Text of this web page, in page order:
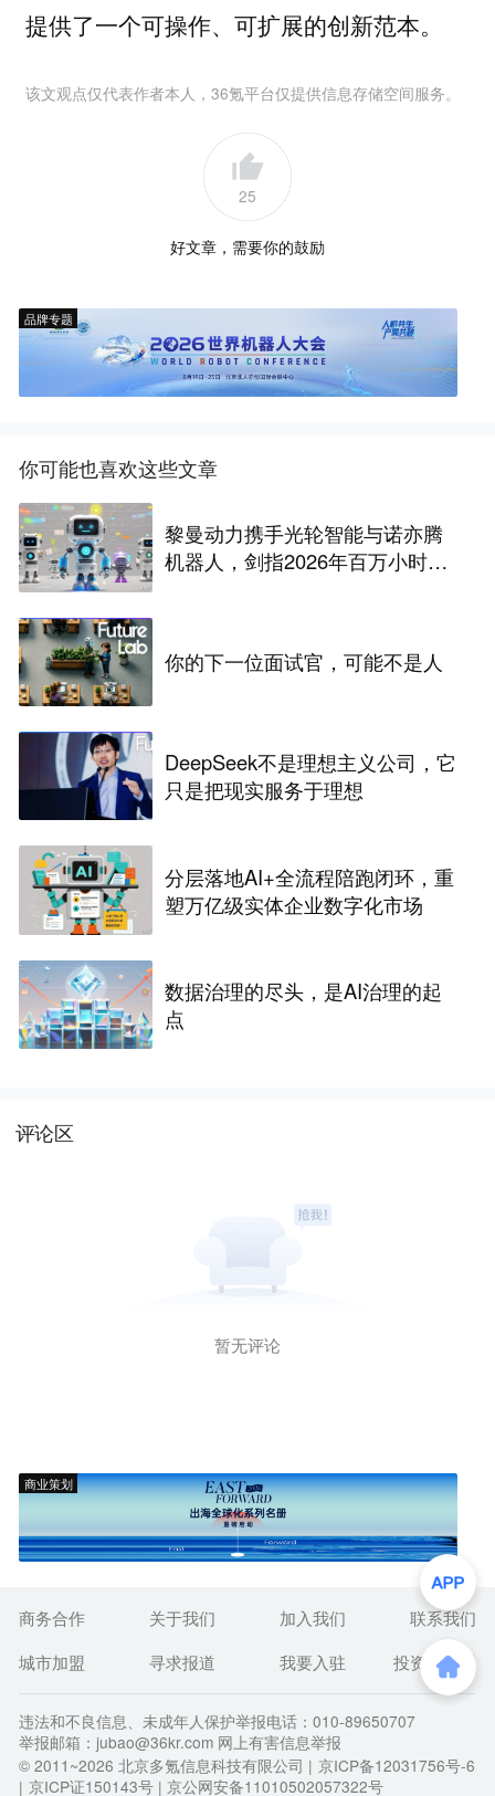
提供了一个可操作、可扩展的创新范本。
该文观点仅代表作者本人，36氪平台仅提供信息存储空间服务。
25
好文章，需要你的鼓励
品牌专题
你可能也喜欢这些文章
黎曼动力携手光轮智能与诺亦腾
机器人，剑指2026年百万小时具
你的下一位面试官，可能不是人
DeepSeek不是理想主义公司，它
只是把现实服务于理想
分层落地AI+全流程陪跑闭环，重
塑万亿级实体企业数字化市场
数据治理的尽头，是AI治理的起
点
评论区
暂无评论
商业策划
商务合作 关于我们 加入我们
联系我们
城市加盟
寻求报道 我要入驻 投资者关系
违法和不良信息、未成年人保护举报电话：010-89650707
举报邮箱：jubao@36kr.com 网上有害信息举报
© 2011~2026 北京多氪信息科技有限公司 | 京ICP备12031756号-6
| 京ICP证150143号 | 京公网安备11010502057322号